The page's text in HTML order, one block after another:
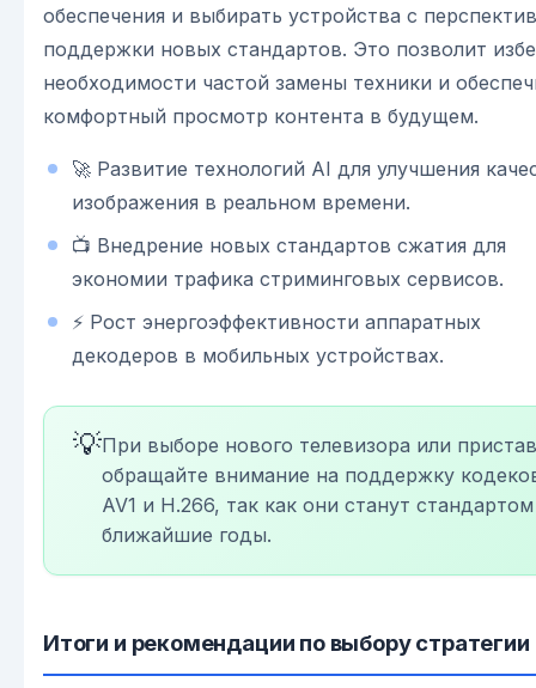
обеспечения и выбирать устройства с
поддержки новых стандартов. Это позволит
необходимости частой замены техники и
комфортный просмотр контента в будущем.
🚀 Развитие технологий AI для улучшения
изображения в реальном времени.
📺 Внедрение новых стандартов сжатия для
экономии трафика стриминговых сервисов.
⚡ Рост энергоэффективности аппаратных
декодеров в мобильных устройствах.
💡При выборе нового телевизора или
обращайте внимание на поддержку
AV1 и H.266, так как они станут
ближайшие годы.
Итоги и рекомендации по выбору стратегии